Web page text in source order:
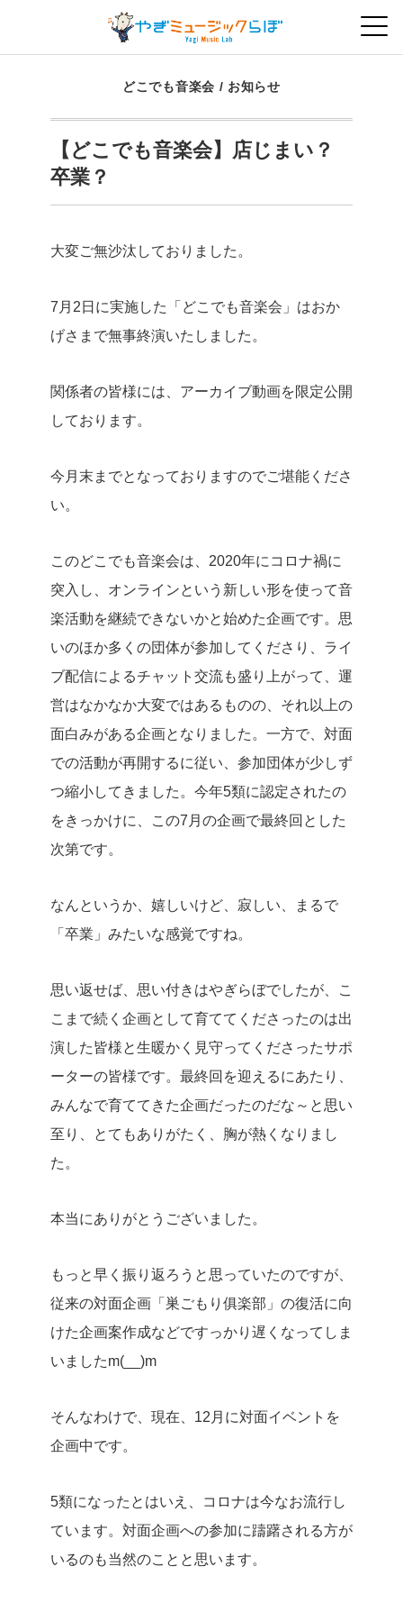
どこでも音楽会 / お知らせ
【どこでも音楽会】店じまい？
卒業？
大変ご無沙汰しておりました。
7月2日に実施した「どこでも音楽会」はおか
げさまで無事終演いたしました。
関係者の皆様には、アーカイブ動画を限定公開
しております。
今月末までとなっておりますのでご堪能くださ
い。
このどこでも音楽会は、2020年にコロナ禍に
突入し、オンラインという新しい形を使って音
楽活動を継続できないかと始めた企画です。思
いのほか多くの団体が参加してくださり、ライ
ブ配信によるチャット交流も盛り上がって、運
営はなかなか大変ではあるものの、それ以上の
面白みがある企画となりました。一方で、対面
での活動が再開するに従い、参加団体が少しず
つ縮小してきました。今年5類に認定されたの
をきっかけに、この7月の企画で最終回とした
次第です。
なんというか、嬉しいけど、寂しい、まるで
「卒業」みたいな感覚ですね。
思い返せば、思い付きはやぎらぼでしたが、こ
こまで続く企画として育ててくださったのは出
演した皆様と生暖かく見守ってくださったサポ
ーターの皆様です。最終回を迎えるにあたり、
みんなで育ててきた企画だったのだな～と思い
至り、とてもありがたく、胸が熱くなりまし
た。
本当にありがとうございました。
もっと早く振り返ろうと思っていたのですが、
従来の対面企画「巣ごもり俱楽部」の復活に向
けた企画案作成などですっかり遅くなってしま
いましたm(__)m
そんなわけで、現在、12月に対面イベントを
企画中です。
5類になったとはいえ、コロナは今なお流行し
ています。対面企画への参加に躊躇される方が
いるのも当然のことと思います。